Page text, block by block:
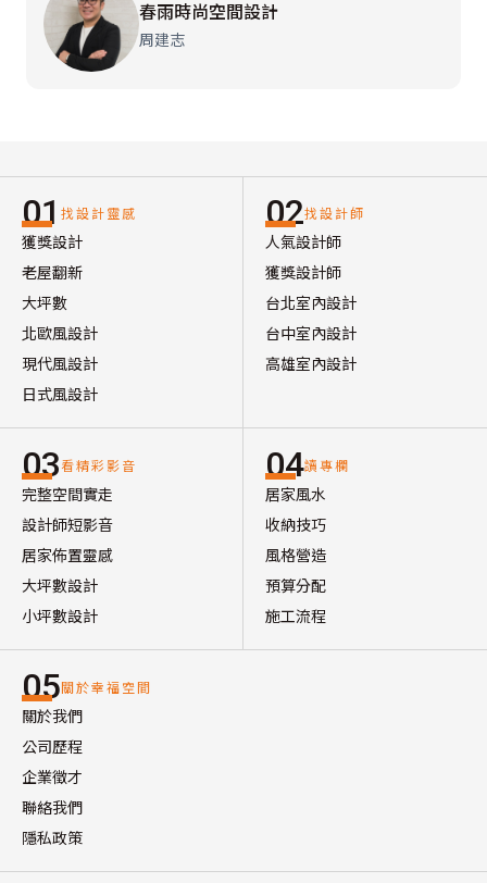
春雨時尚空間設計
周建志
01 找設計靈感
獲獎設計
老屋翻新
大坪數
北歐風設計
現代風設計
日式風設計
02找設計師
人氣設計師
獲獎設計師
台北室內設計
台中室內設計
高雄室內設計
03看精彩影音
完整空間實走
設計師短影音
居家佈置靈感
大坪數設計
小坪數設計
04讀專欄
居家風水
收納技巧
風格營造
預算分配
施工流程
05關於幸福空間
關於我們
公司歷程
企業徵才
聯絡我們
隱私政策